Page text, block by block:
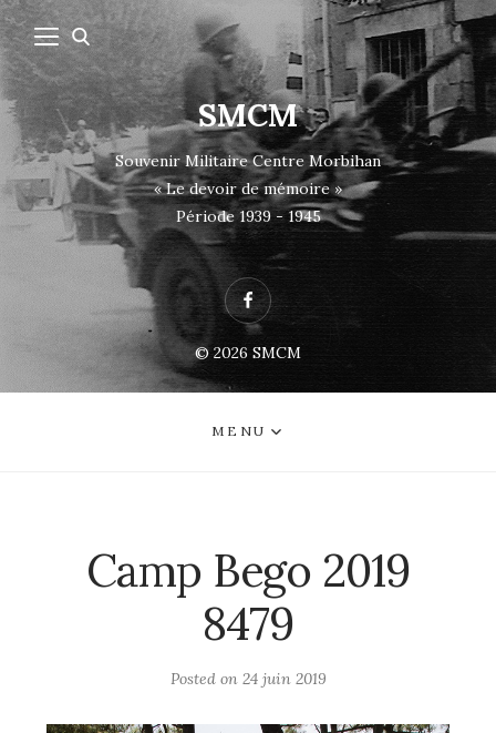
SMCM
Souvenir Militaire Centre Morbihan
« Le devoir de mémoire »
Période 1939 - 1945
Facebook
© 2026 SMCM
MENU
Camp Bego 2019
8479
Posted on 24 juin 2019